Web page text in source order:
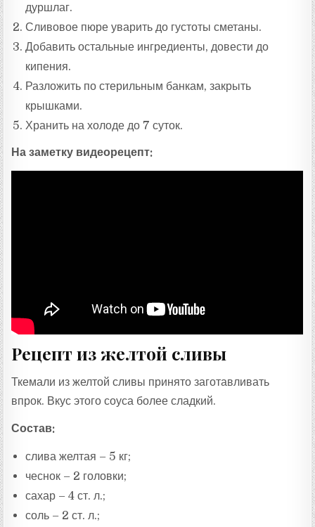
дуршлаг.
Сливовое пюре уварить до густоты сметаны.
Добавить остальные ингредиенты, довести до
кипения.
Разложить по стерильным банкам, закрыть
крышками.
Хранить на холоде до 7 суток.
На заметку видеорецепт:
Рецепт из желтой сливы
Ткемали из желтой сливы принято заготавливать
впрок. Вкус этого соуса более сладкий.
Состав:
слива желтая – 5 кг;
чеснок – 2 головки;
сахар – 4 ст. л.;
соль – 2 ст. л.;